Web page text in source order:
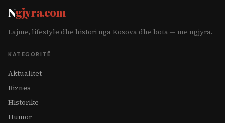
Ngjyra.com
Lajme, lifestyle dhe histori nga Kosova dhe bota — me ngjyra.
KATEGORITË
Aktualitet
Biznes
Historike
Humor